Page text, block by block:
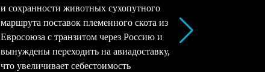
и сохранности животных сухопутного
маршрута поставок племенного скота из
Евросоюза с транзитом через Россию и
вынуждены переходить на авиадоставку,
что увеличивает себестоимость